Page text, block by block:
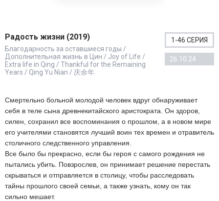
Радость жизни (2019)
Благодарность за оставшиеся годы /
Дополнительная жизнь в Цин / Joy of Life /
Extra life in Qing / Thankful for the Remaining
Years / Qing Yu Nian / 庆余年
1-46 СЕРИЯ
26.10.24
Смертельно больной молодой человек вдруг обнаруживает
себя в теле сына древнекитайского аристократа. Он здоров,
силен, сохранил все воспоминания о прошлом, а в новом мире
его учителями становятся лучший воин тех времен и отравитель
столичного следственного управления.
Все было бы прекрасно, если бы героя с самого рождения не
пытались убить. Повзрослев, он принимает решение перестать
скрываться и отправляется в столицу, чтобы расследовать
тайны прошлого своей семьи, а также узнать, кому он так
сильно мешает.